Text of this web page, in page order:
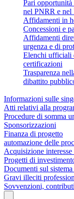
Pari
nel PNRR e nel
Affidamenti in
Concessioni e
Affidamenti
urgenza e di
Elenchi ufficiali
certificazioni
Trasparenza
dibattito
Informazioni sulle
Atti relativi alla
Procedure di somma
Sponsorizzazioni
Finanza di progetto
automazione delle
Acquisizione
Progetti di
Documenti sul
Gravi illeciti
Sovvenzioni,